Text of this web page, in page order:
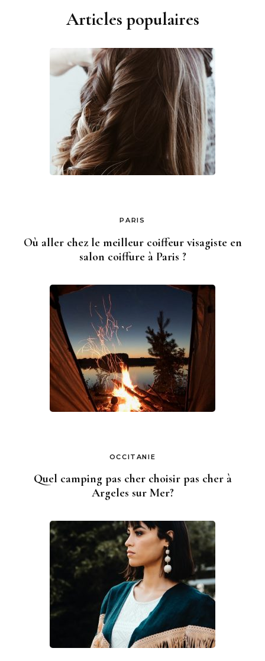
Articles populaires
PARIS
Où aller chez le meilleur coiffeur visagiste en
salon coiffure à Paris ?
OCCITANIE
Quel camping pas cher choisir pas cher à
Argeles sur Mer?